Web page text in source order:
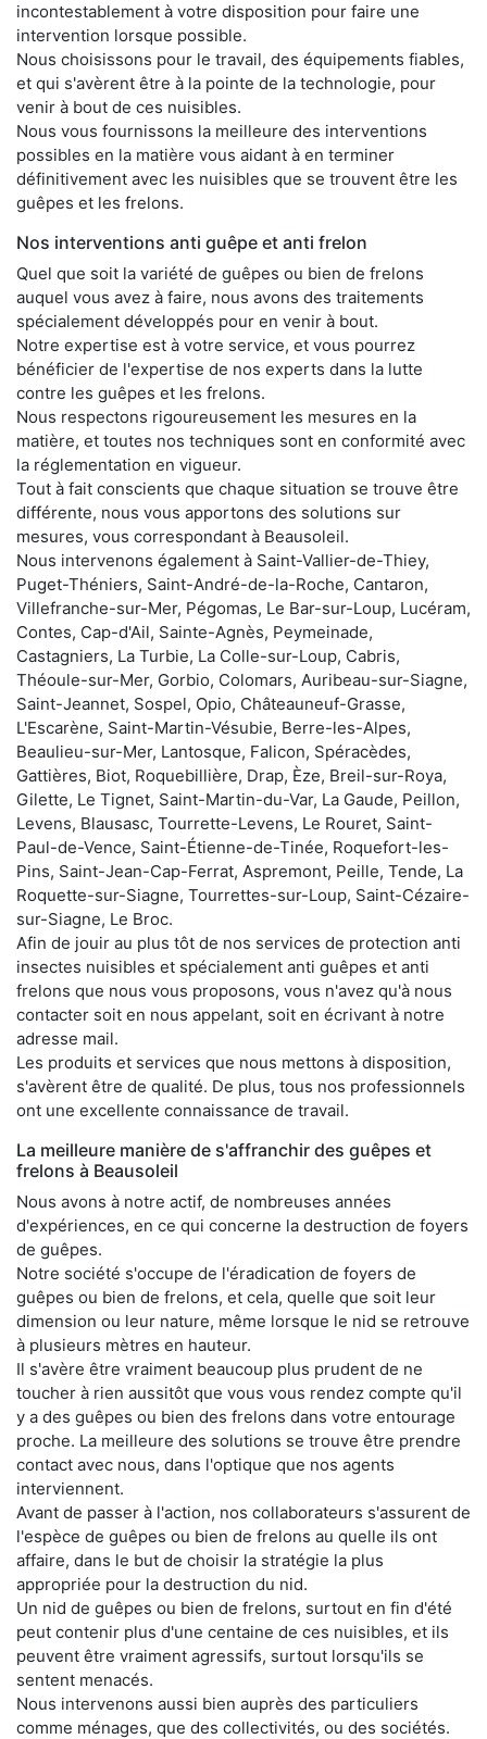
incontestablement à votre disposition pour faire une
intervention lorsque possible.
Nous choisissons pour le travail, des équipements fiables,
et qui s'avèrent être à la pointe de la technologie, pour
venir à bout de ces nuisibles.
Nous vous fournissons la meilleure des interventions
possibles en la matière vous aidant à en terminer
définitivement avec les nuisibles que se trouvent être les
guêpes et les frelons.
Nos interventions anti guêpe et anti frelon
Quel que soit la variété de guêpes ou bien de frelons
auquel vous avez à faire, nous avons des traitements
spécialement développés pour en venir à bout.
Notre expertise est à votre service, et vous pourrez
bénéficier de l'expertise de nos experts dans la lutte
contre les guêpes et les frelons.
Nous respectons rigoureusement les mesures en la
matière, et toutes nos techniques sont en conformité avec
la réglementation en vigueur.
Tout à fait conscients que chaque situation se trouve être
différente, nous vous apportons des solutions sur
mesures, vous correspondant à Beausoleil.
Nous intervenons également à Saint-Vallier-de-Thiey,
Puget-Théniers, Saint-André-de-la-Roche, Cantaron,
Villefranche-sur-Mer, Pégomas, Le Bar-sur-Loup, Lucéram,
Contes, Cap-d'Ail, Sainte-Agnès, Peymeinade,
Castagniers, La Turbie, La Colle-sur-Loup, Cabris,
Théoule-sur-Mer, Gorbio, Colomars, Auribeau-sur-Siagne,
Saint-Jeannet, Sospel, Opio, Châteauneuf-Grasse,
L'Escarène, Saint-Martin-Vésubie, Berre-les-Alpes,
Beaulieu-sur-Mer, Lantosque, Falicon, Spéracèdes,
Gattières, Biot, Roquebillière, Drap, Èze, Breil-sur-Roya,
Gilette, Le Tignet, Saint-Martin-du-Var, La Gaude, Peillon,
Levens, Blausasc, Tourrette-Levens, Le Rouret, Saint-
Paul-de-Vence, Saint-Étienne-de-Tinée, Roquefort-les-
Pins, Saint-Jean-Cap-Ferrat, Aspremont, Peille, Tende, La
Roquette-sur-Siagne, Tourrettes-sur-Loup, Saint-Cézaire-
sur-Siagne, Le Broc.
Afin de jouir au plus tôt de nos services de protection anti
insectes nuisibles et spécialement anti guêpes et anti
frelons que nous vous proposons, vous n'avez qu'à nous
contacter soit en nous appelant, soit en écrivant à notre
adresse mail.
Les produits et services que nous mettons à disposition,
s'avèrent être de qualité. De plus, tous nos professionnels
ont une excellente connaissance de travail.
La meilleure manière de s'affranchir des guêpes et
frelons à Beausoleil
Nous avons à notre actif, de nombreuses années
d'expériences, en ce qui concerne la destruction de foyers
de guêpes.
Notre société s'occupe de l'éradication de foyers de
guêpes ou bien de frelons, et cela, quelle que soit leur
dimension ou leur nature, même lorsque le nid se retrouve
à plusieurs mètres en hauteur.
Il s'avère être vraiment beaucoup plus prudent de ne
toucher à rien aussitôt que vous vous rendez compte qu'il
y a des guêpes ou bien des frelons dans votre entourage
proche. La meilleure des solutions se trouve être prendre
contact avec nous, dans l'optique que nos agents
interviennent.
Avant de passer à l'action, nos collaborateurs s'assurent de
l'espèce de guêpes ou bien de frelons au quelle ils ont
affaire, dans le but de choisir la stratégie la plus
appropriée pour la destruction du nid.
Un nid de guêpes ou bien de frelons, surtout en fin d'été
peut contenir plus d'une centaine de ces nuisibles, et ils
peuvent être vraiment agressifs, surtout lorsqu'ils se
sentent menacés.
Nous intervenons aussi bien auprès des particuliers
comme ménages, que des collectivités, ou des sociétés.